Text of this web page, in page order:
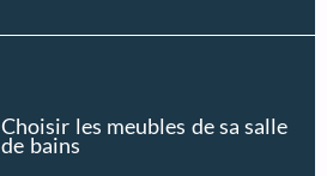
Choisir les meubles de sa salle
de bains